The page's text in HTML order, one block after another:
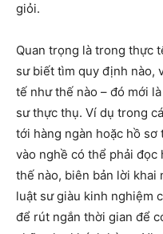
giỏi.
Quan trọng là trong thực
sư biết tìm quy định nào,
tế như thế nào – đó mới
sư thực thụ. Ví dụ trong
tới hàng ngàn hoặc hồ sơ
vào nghề có thể phải
thế nào, biên bản lời khai
luật sư giàu kinh nghiệm
để rút ngắn thời gian để